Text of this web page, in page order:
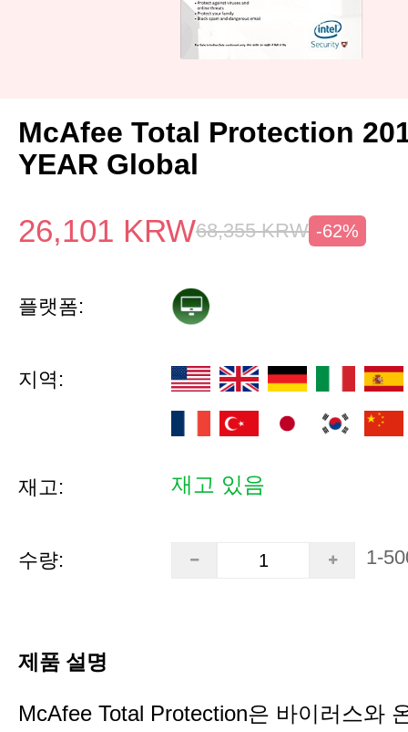
McAfee Total Protection
YEAR Global
26,101 KRW68,355 KRW -62%
플랫폼:
지역:
재고: 재고 있음
수량: 1-
제품 설명
McAfee Total Protection은 바이러스와